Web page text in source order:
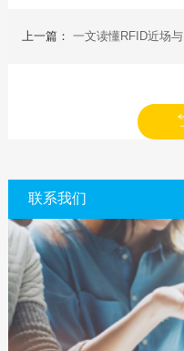
上一篇： 一文读懂RFID近场与远场天线：从原理到应用的核心差异
联系我们